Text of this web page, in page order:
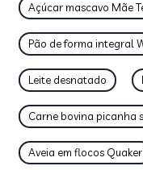
Açúcar mascavo Mãe
Pão de forma integral
Leite desnatado
Carne bovina picanha
Aveia em flocos Quaker